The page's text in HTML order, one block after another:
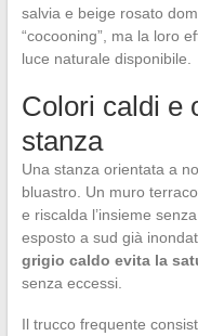
salvia e beige rosato
“cocooning”, ma la loro
luce naturale disponibile.
Colori caldi e
stanza
Una stanza orientata a
bluastro. Un muro
e riscalda l’insieme
esposto a sud già
grigio caldo evita la
senza eccessi.
Il trucco frequente